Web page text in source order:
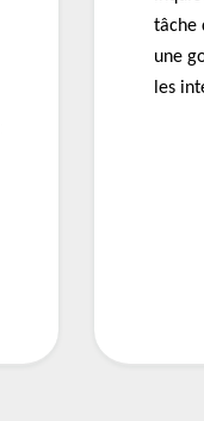
tâche
une
les